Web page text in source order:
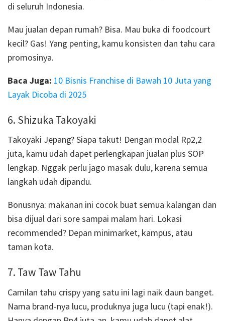
di seluruh Indonesia.
Mau jualan depan rumah? Bisa. Mau buka di foodcourt
kecil? Gas! Yang penting, kamu konsisten dan tahu cara
promosinya.
Baca Juga: 10 Bisnis Franchise di Bawah 10 Juta yang
Layak Dicoba di 2025
6. Shizuka Takoyaki
Takoyaki Jepang? Siapa takut! Dengan modal Rp2,2
juta, kamu udah dapet perlengkapan jualan plus SOP
lengkap. Nggak perlu jago masak dulu, karena semua
langkah udah dipandu.
Bonusnya: makanan ini cocok buat semua kalangan dan
bisa dijual dari sore sampai malam hari. Lokasi
recommended? Depan minimarket, kampus, atau
taman kota.
7. Taw Taw Tahu
Camilan tahu crispy yang satu ini lagi naik daun banget.
Nama brand-nya lucu, produknya juga lucu (tapi enak!).